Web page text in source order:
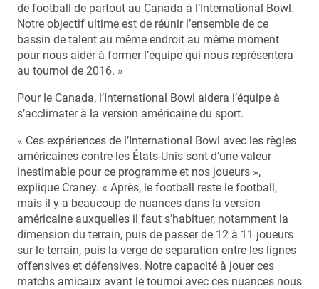
de football de partout au Canada à l’International Bowl.
Notre objectif ultime est de réunir l’ensemble de ce
bassin de talent au même endroit au même moment
pour nous aider à former l’équipe qui nous représentera
au tournoi de 2016. »
Pour le Canada, l’International Bowl aidera l’équipe à
s’acclimater à la version américaine du sport.
« Ces expériences de l’International Bowl avec les règles
américaines contre les États-Unis sont d’une valeur
inestimable pour ce programme et nos joueurs »,
explique Craney. « Après, le football reste le football,
mais il y a beaucoup de nuances dans la version
américaine auxquelles il faut s’habituer, notamment la
dimension du terrain, puis de passer de 12 à 11 joueurs
sur le terrain, puis la verge de séparation entre les lignes
offensives et défensives. Notre capacité à jouer ces
matchs amicaux avant le tournoi avec ces nuances nous